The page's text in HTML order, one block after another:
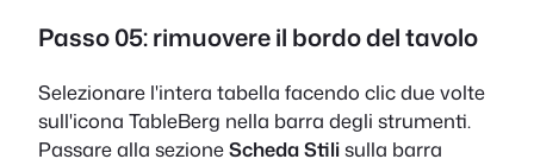
Passo 05: rimuovere il bordo del tavolo
Selezionare l'intera tabella facendo clic due volte
sull'icona TableBerg nella barra degli strumenti.
Passare alla sezioneScheda Stilisulla barra